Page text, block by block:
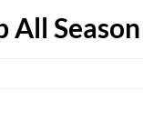
All